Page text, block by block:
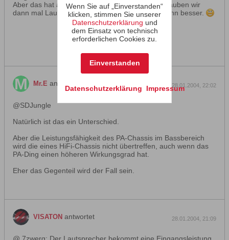
Aber das hat auch nichts gebracht. Morgen schrauben wir
dann mal Lautsprecher rein. Vielleicht wird es dann besser.
Mr.E antwortet 28.01.2004, 22:02
@SDJungle
Natürlich ist das ein Unterschied.
Aber die Leistungsfähigkeit des PA-Chassis im Bassbereich
wird die eines HiFi-Chassis nicht übertreffen, auch wenn das
PA-Ding einen höheren Wirkungsgrad hat.
Eher das Gegenteil wird der Fall sein.
VISATON antwortet 28.01.2004, 21:09
Wenn Sie auf „Einverstanden“
klicken, stimmen Sie unserer
Datenschutzerklärung und
dem Einsatz von technisch
erforderlichen Cookies zu.
Datenschutzerklärung Impressum
Einverstanden